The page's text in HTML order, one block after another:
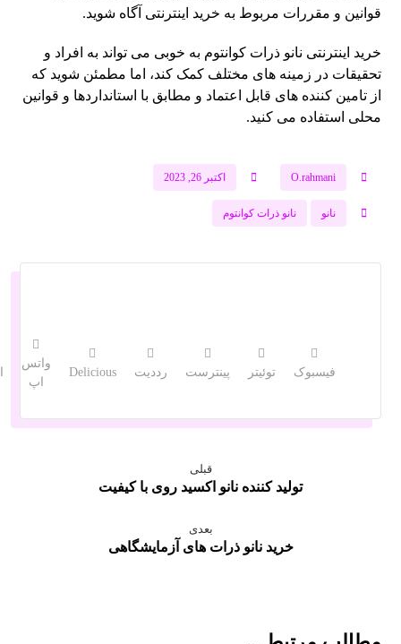
قوانین و مقررات مربوط به خرید اینترنتی آگاه شوید.
خرید اینترنتی نانو ذرات کوانتوم به خوبی می تواند به افراد و
تحقیقات در زمینه های مختلف کمک کند، اما مطمئن شوید که
از تامین کننده های قابل اعتماد و مطابق با استانداردها و قوانین
محلی استفاده می کنید.
O.rahmani اکتبر 26, 2023
نانو نانو ذرات کوانتوم
فیسبوک توئیتر پینترست رددیت Delicious
واتس
اپ
قبلی
تولید کننده نانو اکسید روی با کیفیت
بعدی
خرید نانو ذرات های آزمایشگاهی